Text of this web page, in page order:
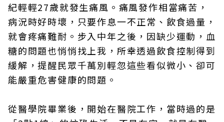
紀輕輕27歲就發生痛風。痛風發作相當痛苦，
病況時好時壞，只要作息一不正常、飲食過量，
就會疼痛難耐。步入中年之後，因缺少運動，血
糖的問題也悄悄找上我，所幸透過飲食控制得到
緩解，提醒民眾千萬別輕忽這些看似微小、卻可
能嚴重危害健康的問題。
從醫學院畢業後，開始在醫院工作，當時過的是